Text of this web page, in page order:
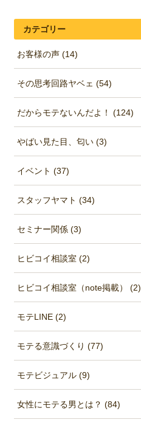
カテゴリー
お客様の声 (14)
その思考回路ヤベェ (54)
だからモテないんだよ！ (124)
やばい見た目、匂い (3)
イベント (37)
スタッフヤマト (34)
セミナー関係 (3)
ヒビコイ相談室 (2)
ヒビコイ相談室（note掲載） (2)
モテLINE (2)
モテる意識づくり (77)
モテビジュアル (9)
女性にモテる男とは？ (84)